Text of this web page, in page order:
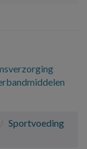
Sportvoeding